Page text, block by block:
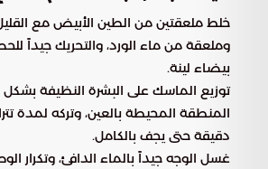
خلط ملعقتين من الطين الأبيض مع
وملعقة من ماء الورد، والتحريك جيداً
بيضاء لينة.
توزيع الماسك على البشرة النظيفة
دقيقة حتى يجف بالكامل.
غسل الوجه جيداً بالماء الدافئ، وتكرار